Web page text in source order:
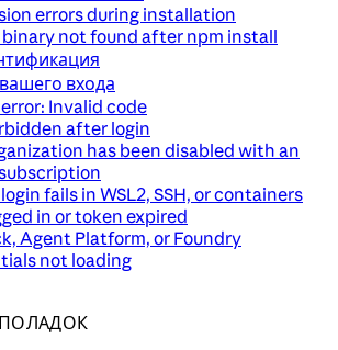
errors during installation
not found after npm install
входа
Invalid code
after login
has been disabled with an
fails in WSL2, SSH, or containers
in or token expired
Agent Platform, or Foundry
not loading